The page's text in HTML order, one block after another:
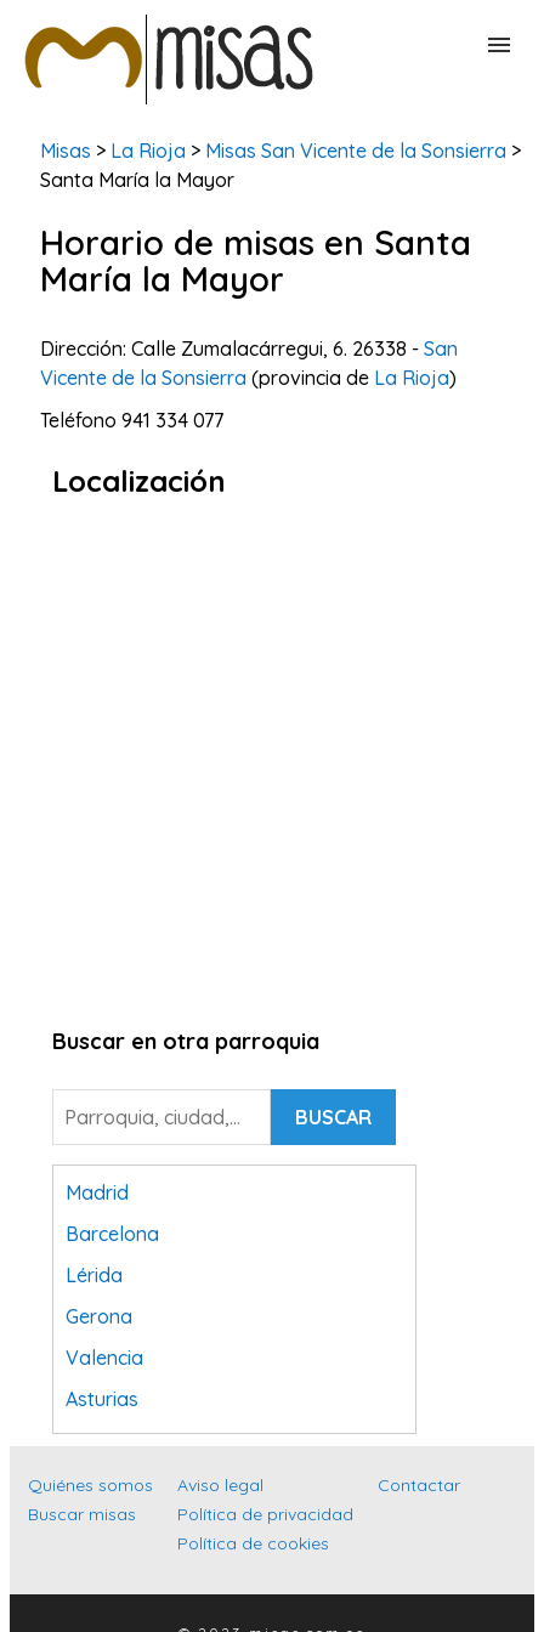
BUSCAR MISAS
Misas > La Rioja > Misas San Vicente de la Sonsierra >
Santa María la Mayor
Horario de misas en Santa
María la Mayor
Dirección: Calle Zumalacárregui, 6. 26338 - San
Vicente de la Sonsierra (provincia de La Rioja)
Teléfono 941 334 077
Localización
Buscar en otra parroquia
BUSCAR
Madrid
Barcelona
Lérida
Gerona
Valencia
Asturias
Tarragona
Navarra
Valladolid
Quiénes somos
Buscar misas
Aviso legal
Política de privacidad
Política de cookies
Contactar